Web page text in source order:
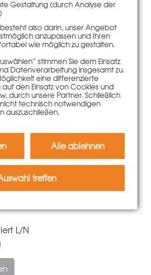
mit 8 Spannstellen
kg
L/N
Gestaltung (durch Analyse der
also darin, unser Angebot
anzupassen und Ihren
wie möglich zu gestalten.
stimmen Sie dem Einsatz
Datenverarbeitung insgesamt zu.
eine differenzierte
den Einsatz von Cookies und
durch unsere Partner. Schließlich
technisch notwendigen
auszuschließen.
Alle ablehnen
treffen